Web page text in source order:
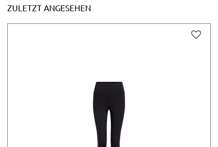
ZULETZT ANGESEHEN